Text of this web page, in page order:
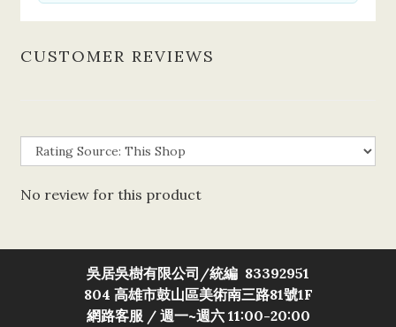
CUSTOMER REVIEWS
No review for this product
吳居吳樹有限公司/統編 83392951
804 高雄市鼓山區美術南三路81號1F
網路客服 / 週一~週六 11:00-20:00